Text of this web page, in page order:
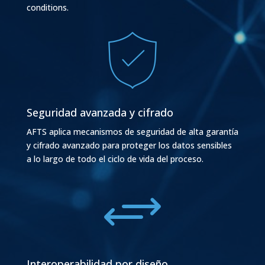
conditions.

Seguridad avanzada y cifrado
AFTS aplica mecanismos de seguridad de alta garantía
y cifrado avanzado para proteger los datos sensibles
a lo largo de todo el ciclo de vida del proceso.
+